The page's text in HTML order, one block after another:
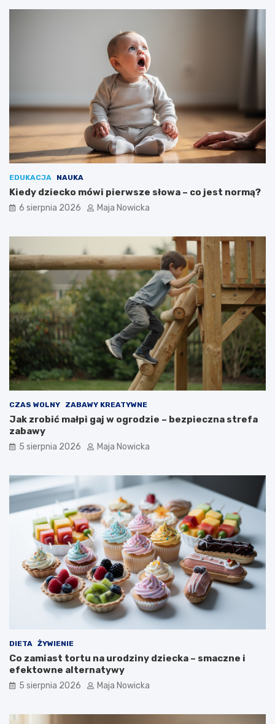
EDUKACJA NAUKA
Kiedy dziecko mówi pierwsze słowa – co jest normą?
6 sierpnia 2026 Maja Nowicka
CZAS WOLNY ZABAWY KREATYWNE
Jak zrobić małpi gaj w ogrodzie – bezpieczna strefa
zabawy
5 sierpnia 2026 Maja Nowicka
DIETA ŻYWIENIE
Co zamiast tortu na urodziny dziecka – smaczne i
efektowne alternatywy
5 sierpnia 2026 Maja Nowicka